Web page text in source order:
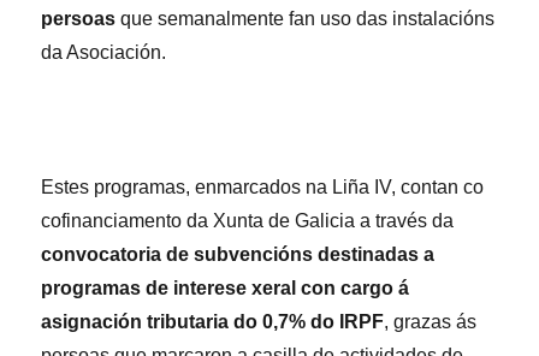
persoasque semanalmente fan uso das instalacións
da Asociación.
Estes programas, enmarcados na Liña IV, contan co
cofinanciamento da Xunta de Galicia a través da
convocatoria de subvencións destinadas a
programas de interese xeral con cargo á
asignación tributaria do 0,7% do IRPF, grazas ás